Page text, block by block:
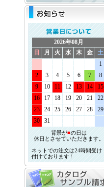
2026年08月
日
月 火 水 木 金
土
1
2
3 4 5 6 7
8
9
10 11 12 13 14
15
16
17 18 19 20 21
22
23
24 25 26 27 28
29
30
31
背景が■の日は
休日とさせていただきます。
ネットでの注文は24時間受け
付けております！